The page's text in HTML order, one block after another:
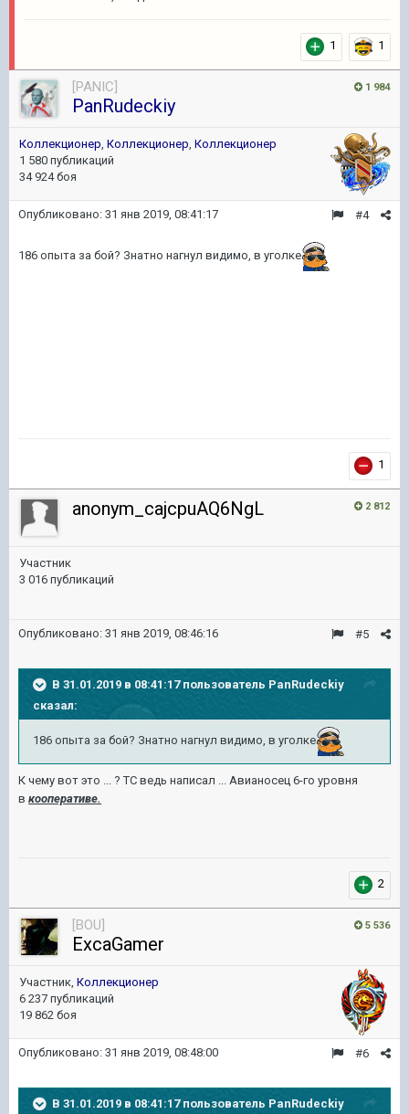
1 1
1 984
[PANIC]
PanRudeckiy
Коллекционер, Коллекционер, Коллекционер
1 580 публикаций
34 924 боя
#4
Опубликовано: 31 янв 2019, 08:41:17
186 опыта за бой? Знатно нагнул видимо, в уголке
1
2 812
anonym_cajcpuAQ6NgL
Участник
3 016 публикаций
#5
Опубликовано: 31 янв 2019, 08:46:16
В 31.01.2019 в 08:41:17 пользователь PanRudeckiy
сказал:
186 опыта за бой? Знатно нагнул видимо, в уголке
К чему вот это ... ? ТС ведь написал ... Авианосец 6-го уровня
в кооперативе.
2
5 536
[BOU]
ExcaGamer
Участник, Коллекционер
6 237 публикаций
19 862 боя
#6
Опубликовано: 31 янв 2019, 08:48:00
В 31.01.2019 в 08:41:17 пользователь PanRudeckiy